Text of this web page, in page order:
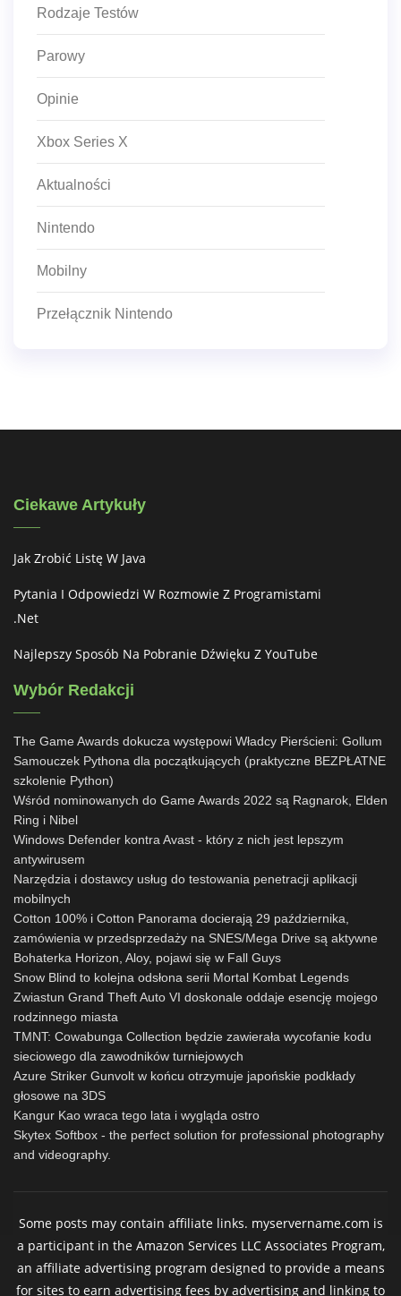
Rodzaje Testów
Parowy
Opinie
Xbox Series X
Aktualności
Nintendo
Mobilny
Przełącznik Nintendo
Ciekawe Artykuły
Jak Zrobić Listę W Java
Pytania I Odpowiedzi W Rozmowie Z Programistami
.net
Najlepszy Sposób Na Pobranie Dźwięku Z YouTube
Wybór Redakcji
The Game Awards dokucza występowi Władcy Pierścieni: Gollum
Samouczek Pythona dla początkujących (praktyczne BEZPŁATNE
szkolenie Python)
Wśród nominowanych do Game Awards 2022 są Ragnarok, Elden
Ring i Nibel
Windows Defender kontra Avast - który z nich jest lepszym
antywirusem
Narzędzia i dostawcy usług do testowania penetracji aplikacji
mobilnych
Cotton 100% i Cotton Panorama docierają 29 października,
zamówienia w przedsprzedaży na SNES/Mega Drive są aktywne
Bohaterka Horizon, Aloy, pojawi się w Fall Guys
Snow Blind to kolejna odsłona serii Mortal Kombat Legends
Zwiastun Grand Theft Auto VI doskonale oddaje esencję mojego
rodzinnego miasta
TMNT: Cowabunga Collection będzie zawierała wycofanie kodu
sieciowego dla zawodników turniejowych
Azure Striker Gunvolt w końcu otrzymuje japońskie podkłady
głosowe na 3DS
Kangur Kao wraca tego lata i wygląda ostro
Skytex Softbox - the perfect solution for professional photography
and videography.
Some posts may contain affiliate links. myservername.com is
a participant in the Amazon Services LLC Associates Program,
an affiliate advertising program designed to provide a means
for sites to earn advertising fees by advertising and linking to